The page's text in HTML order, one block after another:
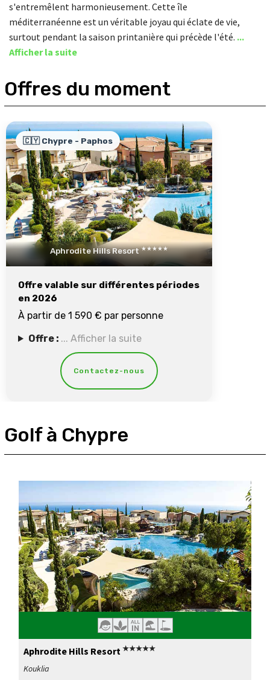
s'entremêlent harmonieusement. Cette île
méditerranéenne est un véritable joyau qui éclate de vie,
surtout pendant la saison printanière qui précède l'été. ...
Afficher la suite
Offres du moment
🇨🇾 Chypre - Paphos
Aphrodite Hills Resort★★★★★
Offre valable sur différentes périodes
en 2026
À partir de 1 590 € par personne
Offre : ... Afficher la suite
Contactez-nous
Golf à Chypre
Aphrodite Hills Resort ★★★★★
Kouklia